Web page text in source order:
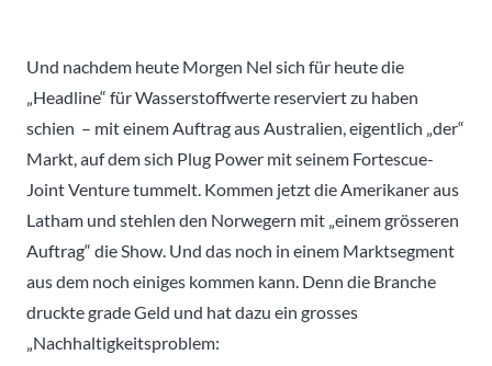
Und nachdem heute Morgen Nel sich für heute die
„Headline“ für Wasserstoffwerte reserviert zu haben
schien – mit einem Auftrag aus Australien, eigentlich „der“
Markt, auf dem sich Plug Power mit seinem Fortescue-
Joint Venture tummelt. Kommen jetzt die Amerikaner aus
Latham und stehlen den Norwegern mit „einem grösseren
Auftrag“ die Show. Und das noch in einem Marktsegment
aus dem noch einiges kommen kann. Denn die Branche
druckte grade Geld und hat dazu ein grosses
„Nachhaltigkeitsproblem: